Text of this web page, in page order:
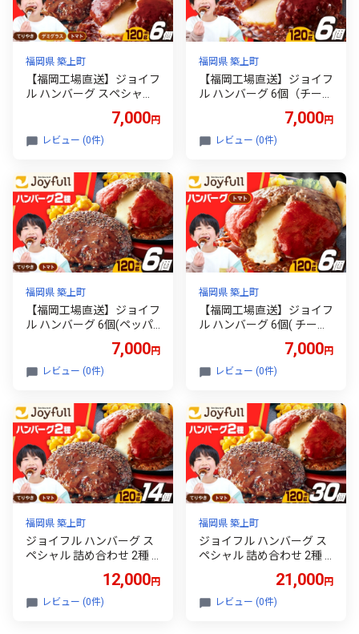
福岡県 築上町
【福岡工場直送】ジョイフ
ル ハンバーグ スペシャル
《築上町》【株式会社 ジ
ョイフル】 [ABAA086] 牛
凍 簡単 おかず 弁当 小分け
個包装 保存料不使用 人気
定期便 7000 7000円
7,000円
レビュー (0件)
福岡県 築上町
【福岡工場直送】ジョイフ
ル ハンバーグ 6個（チーズ
《築上町》【株式会社 ジ
ョイフル】 [ABAA085] 70
7,000円
レビュー (0件)
福岡県 築上町
【福岡工場直送】ジョイフ
ル ハンバーグ 6個(ペッパ
上町》【株式会社 ジョイ
フル】 [ABAA074]はんば
トファミレス 冷凍 簡単 お
かず 弁当 小分け 個包装 保
存料不使用 人気 おすすめ
7000 7000円
7,000円
レビュー (0件)
福岡県 築上町
【福岡工場直送】ジョイフ
ル ハンバーグ 6個( チーズ
上町》【株式会社 ジョイ
フル】 [ABAA073] 7000 7
7,000円
レビュー (0件)
福岡県 築上町
ジョイフル ハンバーグ ス
ペシャル 詰め合わせ 2種 1
式会社 ジョイフル】 [ABA
A070] 牛100% ギフト 食べ
12,000円
レビュー (0件)
福岡県 築上町
ジョイフル ハンバーグ ス
ペシャル 詰め合わせ 2種 3
式会社 ジョイフル】 [ABA
A071] 牛100% ギフト 食べ
21,000円
レビュー (0件)